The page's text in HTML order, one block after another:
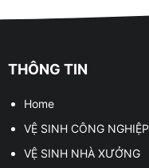
Dịch vụ vệ
THÔNG TIN
Home
VỆ SINH CÔNG NGHIỆP
VỆ SINH NHÀ XƯỞNG